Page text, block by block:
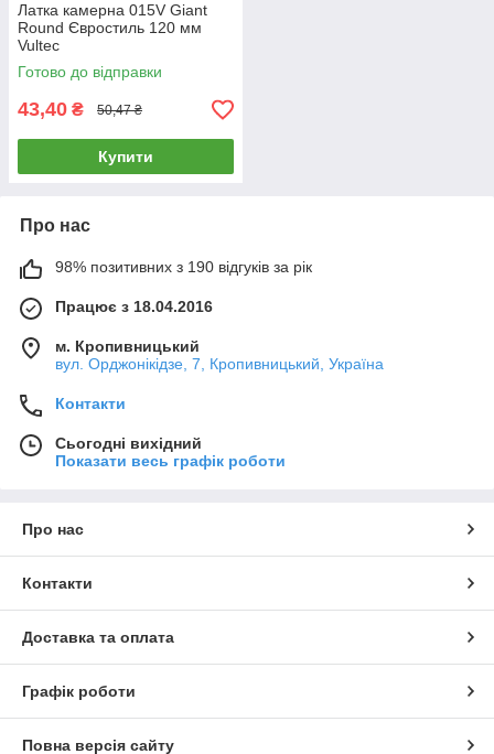
Латка камерна 015V Giant
Round Євростиль 120 мм
Vultec
Готово до відправки
43,40 ₴ 50,47 ₴
Купити
Про нас
98% позитивних з 190 відгуків за рік
Працює з 18.04.2016
м. Кропивницький
вул. Орджонікідзе, 7, Кропивницький, Україна
Контакти
Сьогодні вихідний
Показати весь графік роботи
Про нас
Контакти
Доставка та оплата
Графік роботи
Повна версія сайту